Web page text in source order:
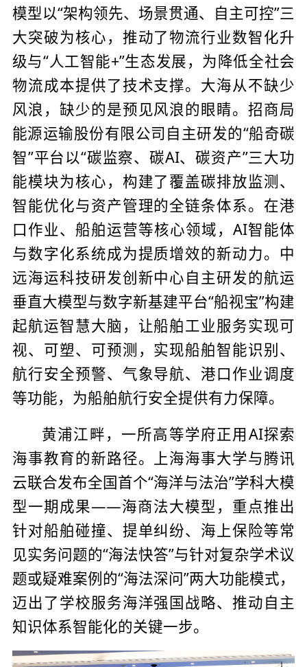
模型以“架构领先、场景贯通、自主可控”三
大突破为核心，推动了物流行业数智化升
级与“人工智能+”生态发展，为降低全社会
物流成本提供了技术支撑。大海从不缺少
风浪，缺少的是预见风浪的眼睛。招商局
能源运输股份有限公司自主研发的“船奇碳
智”平台以“碳监察、碳AI、碳资产”三大功
能模块为核心，构建了覆盖碳排放监测、
智能优化与资产管理的全链条体系。在港
口作业、船舶运营等核心领域，AI智能体
与数字化系统成为提质增效的新动力。中
远海运科技研发创新中心自主研发的航运
垂直大模型与数字新基建平台“船视宝”构建
起航运智慧大脑，让船舶工业服务实现可
视、可塑、可预测，实现船舶智能识别、
航行安全预警、气象导航、港口作业调度
等功能，为船舶航行安全提供有力保障。
黄浦江畔，一所高等学府正用AI探索
海事教育的新路径。上海海事大学与腾讯
云联合发布全国首个“海洋与法治”学科大模
型一期成果——海商法大模型，重点推出
针对船舶碰撞、提单纠纷、海上保险等常
见实务问题的“海法快答”与针对复杂学术议
题或疑难案例的“海法深问”两大功能模式，
迈出了学校服务海洋强国战略、推动自主
知识体系智能化的关键一步。